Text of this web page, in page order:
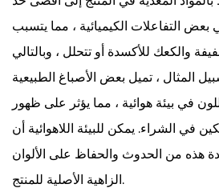
التفاعلات الكيميائية ، مما يتسبب
والكعك للأكسدة أو تتحلل ، وبالتالي
المثال ، تميل بعض الأصباغ الطبيعية
في بيئة هوائية ، مما يؤثر على ظهور
في الشراء. يمكن للبيئة اللاهوائية أن
هذه من الحدوث والحفاظ على الألوان
الزاهية الأصلية للمنتج.